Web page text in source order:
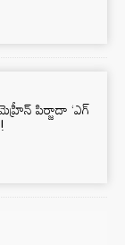
పిర్జాదా ‘ఎగ్